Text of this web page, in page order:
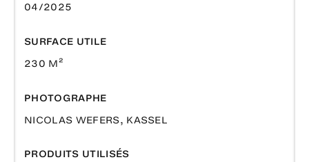
04/2025
SURFACE UTILE
230 M²
PHOTOGRAPHE
NICOLAS WEFERS, KASSEL
PRODUITS UTILISÉS